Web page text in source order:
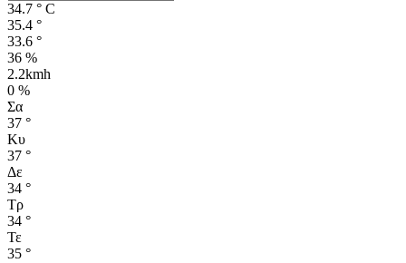
34.7 ° C
35.4 °
33.6 °
36 %
2.2kmh
0 %
Σα
37 °
Κυ
37 °
Δε
34 °
Τρ
34 °
Τε
35 °